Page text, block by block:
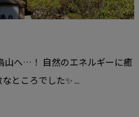
山へ…！ 自然のエネルギーに癒
ところでした✨ ...